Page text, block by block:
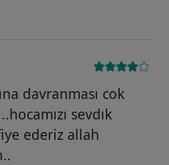
davranması cok
sevdık
ederiz allah